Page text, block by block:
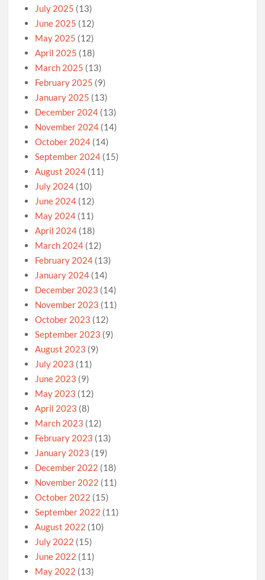
July 2025 (13)
June 2025 (12)
May 2025 (12)
April 2025 (18)
March 2025 (13)
February 2025 (9)
January 2025 (13)
December 2024 (13)
November 2024 (14)
October 2024 (14)
September 2024 (15)
August 2024 (11)
July 2024 (10)
June 2024 (12)
May 2024 (11)
April 2024 (18)
March 2024 (12)
February 2024 (13)
January 2024 (14)
December 2023 (14)
November 2023 (11)
October 2023 (12)
September 2023 (9)
August 2023 (9)
July 2023 (11)
June 2023 (9)
May 2023 (12)
April 2023 (8)
March 2023 (12)
February 2023 (13)
January 2023 (19)
December 2022 (18)
November 2022 (11)
October 2022 (15)
September 2022 (11)
August 2022 (10)
July 2022 (15)
June 2022 (11)
May 2022 (13)